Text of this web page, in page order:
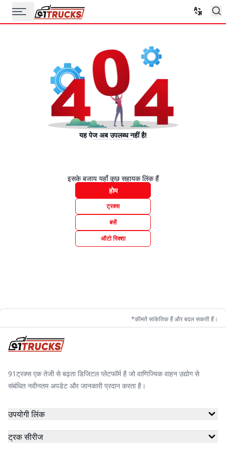
यह पेज अब उपलब्ध नहीं है!
इसके बजाय यहाँ कुछ सहायक लिंक हैं
होम
ट्रक्स
बसें
ऑटो रिक्शा
*कीमतें सांकेतिक हैं और बदल सकती हैं।
91ट्रक्स एक तेजी से बढ़ता डिजिटल प्लेटफॉर्म है जो वाणिज्यिक वाहन उद्योग से
संबंधित नवीनतम अपडेट और जानकारी प्रदान करता है।
उपयोगी लिंक
ट्रक सीरीज